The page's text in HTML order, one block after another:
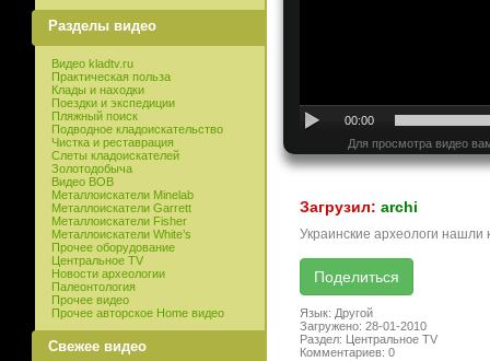
Разделы видео
Видео kladtv.ru
Практическая польза
Клады и находки
Поездки и экспедиции
Пляжный поиск
Подводное кладоискательство
Чистка и реставрация
Слеты кладоискателей
Золотодобыча
Видео ВОВ
Металлоискатели Minelab
Металлоискатели Garrett
Металлоискатели Fisher
Металлоискатели White’s
Прочее оборудование
Центральное TV
Новости археологии
Палеонтология
Прочее видео
Прочее авторское Home видео
Свежее видео
00:00
Для просмотра видео
Загрузил: archi
Украинские археологи
Язык: Другой
Загружено: 28-01-2010
Раздел: Центральное TV
Комментариев: 0